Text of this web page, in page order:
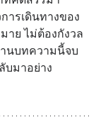
ารเดินทางของ
าย ไม่ต้องกังวล
นบทความนี้จบ
บมาอย่าง